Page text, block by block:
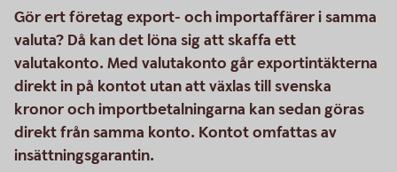
Gör ert företag export- och importaffärer i samma
valuta? Då kan det löna sig att skaffa ett
valutakonto. Med valutakonto går exportintäkterna
direkt in på kontot utan att växlas till svenska
kronor och importbetalningarna kan sedan göras
direkt från samma konto. Kontot omfattas av
insättningsgarantin.